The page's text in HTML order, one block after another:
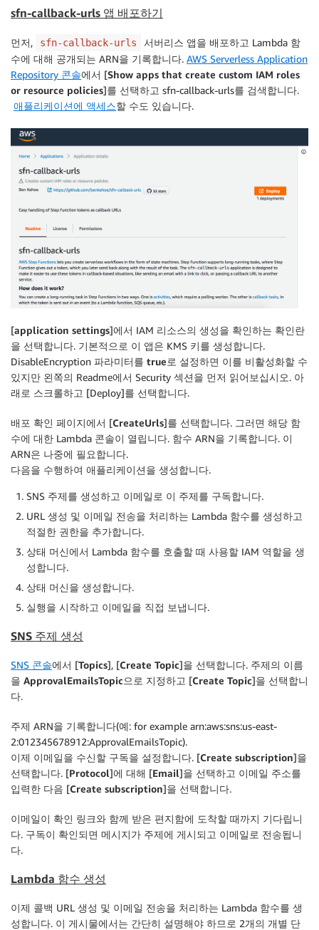
sfn-callback-urls 앱 배포하기
먼저, sfn-callback-urls
서버리스 앱을 배포하고 Lambda 함
수에 대해 공개되는 ARN을 기록합니다. AWS Serverless Application
Repository 콘솔에서 [Show apps that create custom IAM roles
or resource policies]를 선택하고 sfn-callback-urls를 검색합니다.
애플리케이션에 액세스할 수도 있습니다.
[application settings]에서 IAM 리소스의 생성을 확인하는 확인란
을 선택합니다. 기본적으로 이 앱은 KMS 키를 생성합니다.
DisableEncryption 파라미터를 true로 설정하면 이를 비활성화할 수
있지만 왼쪽의 Readme에서 Security 섹션을 먼저 읽어보십시오. 아
래로 스크롤하고 [Deploy]를 선택합니다.
배포 확인 페이지에서 [CreateUrls]를 선택합니다. 그러면 해당 함
수에 대한 Lambda 콘솔이 열립니다. 함수 ARN을 기록합니다. 이
ARN은 나중에 필요합니다.
다음을 수행하여 애플리케이션을 생성합니다.
SNS 주제를 생성하고 이메일로 이 주제를 구독합니다.
URL 생성 및 이메일 전송을 처리하는 Lambda 함수를 생성하고
적절한 권한을 추가합니다.
상태 머신에서 Lambda 함수를 호출할 때 사용할 IAM 역할을 생
성합니다.
상태 머신을 생성합니다.
실행을 시작하고 이메일을 직접 보냅니다.
SNS 주제 생성
SNS 콘솔에서 [Topics], [Create Topic]을 선택합니다. 주제의 이름
을 ApprovalEmailsTopic으로 지정하고 [Create Topic]을 선택합니
다.
주제 ARN을 기록합니다(예: for example arn:aws:sns:us-east-
2:012345678912:ApprovalEmailsTopic).
이제 이메일을 수신할 구독을 설정합니다. [Create subscription]을
선택합니다. [Protocol]에 대해 [Email]을 선택하고 이메일 주소를
입력한 다음 [Create subscription]을 선택합니다.
이메일이 확인 링크와 함께 받은 편지함에 도착할 때까지 기다립니
다. 구독이 확인되면 메시지가 주제에 게시되고 이메일로 전송됩니
다.
Lambda 함수 생성
이제 콜백 URL 생성 및 이메일 전송을 처리하는 Lambda 함수를 생
성합니다. 이 게시물에서는 간단히 설명해야 하므로 2개의 개별 단